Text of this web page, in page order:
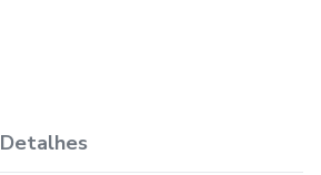
Detalhes